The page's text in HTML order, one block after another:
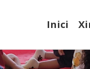
Inici